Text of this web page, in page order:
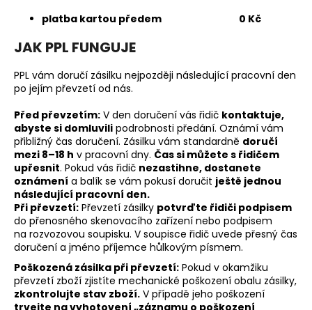
platba kartou předem 0 Kč
JAK PPL FUNGUJE
PPL vám doručí zásilku nejpozději následující pracovní den
po jejím převzetí od nás.
Před převzetím: V den doručení vás řidič kontaktuje,
abyste si domluvili podrobnosti předání. Oznámí vám
přibližný čas doručení. Zásilku vám standardně doručí
mezi 8–18 h v pracovní dny. Čas si můžete s řidičem
upřesnit. Pokud vás řidič nezastihne, dostanete
oznámení a balík se vám pokusí doručit ještě jednou
následující pracovní den.
Při převzetí: Převzetí zásilky potvrďte řidiči podpisem
do přenosného skenovacího zařízení nebo podpisem
na rozvozovou soupisku. V soupisce řidič uvede přesný čas
doručení a jméno příjemce hůlkovým písmem.
Poškozená zásilka při převzetí: Pokud v okamžiku
převzetí zboží zjistíte mechanické poškození obalu zásilky,
zkontrolujte stav zboží. V případě jeho poškození
trvejte na vyhotovení „záznamu o poškození
HLEDAT
D
o
p
o
r
u
č
u
j
e
m